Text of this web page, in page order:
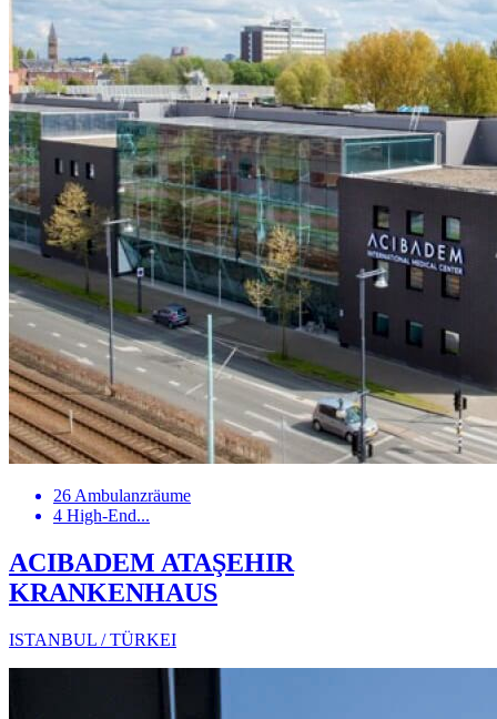
26 Ambulanzräume
4 High-End...
ACIBADEM ATAŞEHIR
KRANKENHAUS
ISTANBUL / TÜRKEI